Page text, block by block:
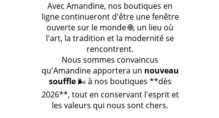
Avec Amandine, nos boutiques en
ligne continueront d'être une fenêtre
ouverte sur le monde 🌐, un lieu où
l'art, la tradition et la modernité se
rencontrent.
Nous sommes convaincus
qu'Amandine apportera un nouveau
souffle🌬️ à nos boutiques **dès
2026**, tout en conservant l'esprit et
les valeurs qui nous sont chers.